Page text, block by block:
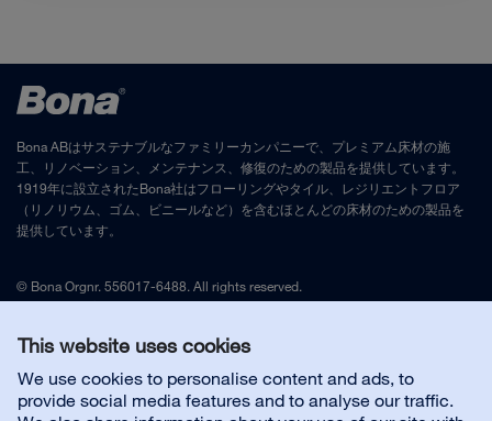
This website uses cookies
We use cookies to personalise content and ads, to
provide social media features and to analyse our traffic.
Bona ABはサステナブルなファミリーカンパニーで、プレミアム床材の施
工、リノベーション、メンテナンス、修復のための製品を提供しています。
1919年に設立されたBona社はフローリングやタイル、レジリエントフロア
（リノリウム、ゴム、ビニールなど）を含むほとんどの床材のための製品を
提供しています。
© Bona Orgnr. 556017-6488. All rights reserved.
免責事項、プライバシーポリシー
日本代理店